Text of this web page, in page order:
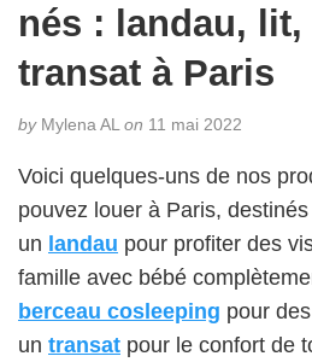
nés : landau,
transat à Paris
byMylena AL on 11 mai 2022
Voici quelques-uns de nos
pouvez louer à Paris,
un landau pour profiter des
famille avec bébé
berceau cosleeping pour
un transat pour le confort de